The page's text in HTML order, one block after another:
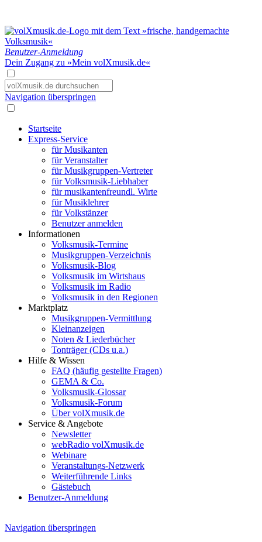
Benutzer-Anmeldung
Dein Zugang zu »Mein volXmusik.de«
Navigation überspringen
Startseite
Express-Service
für Musikanten
für Veranstalter
für Musikgruppen-Vertreter
für Volksmusik-Liebhaber
für musikantenfreundl. Wirte
für Musiklehrer
für Volkstänzer
Benutzer anmelden
Informationen
Volksmusik-Termine
Musikgruppen-Verzeichnis
Volksmusik-Blog
Volksmusik im Wirtshaus
Volksmusik im Radio
Volksmusik in den Regionen
Marktplatz
Musikgruppen-Vermittlung
Kleinanzeigen
Noten & Liederbücher
Tonträger (CDs u.a.)
Hilfe & Wissen
FAQ (häufig gestellte Fragen)
GEMA & Co.
Volksmusik-Glossar
Volksmusik-Forum
Über volXmusik.de
Service & Angebote
Newsletter
webRadio volXmusik.de
Webinare
Veranstaltungs-Netzwerk
Weiterführende Links
Gästebuch
Benutzer-Anmeldung
Navigation überspringen